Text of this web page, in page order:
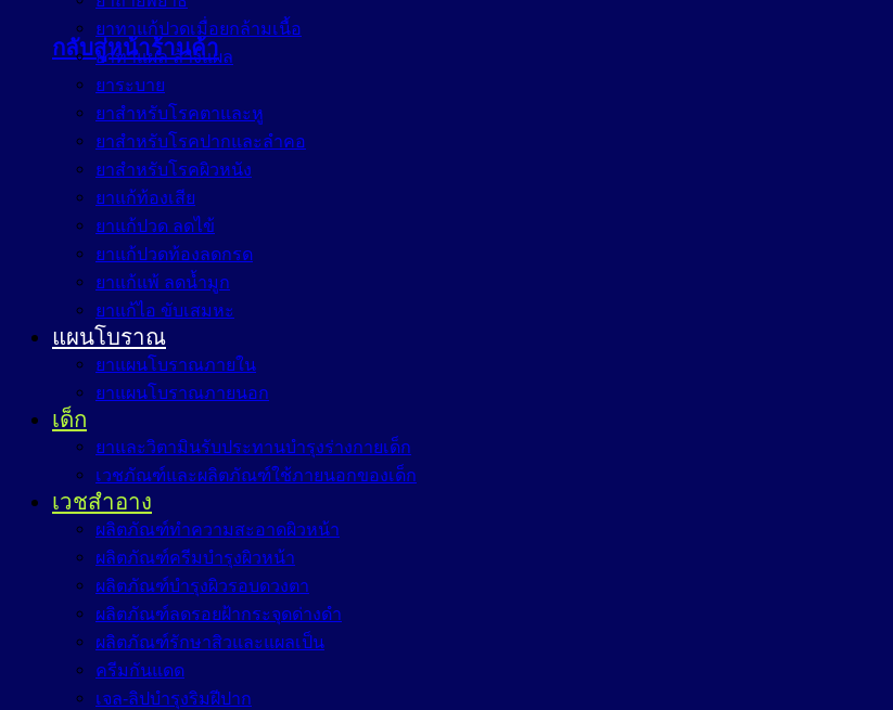
กลับสู่หน้าร้านค้า
ยาทาแก้ปวดเมื่อยกล้ามเนื้อ
ยาทาแผล ล้างแผล
ยาระบาย
ยาสำหรับโรคตาและหู
ยาสำหรับโรคปากและลำคอ
ยาสำหรับโรคผิวหนัง
ยาแก้ท้องเสีย
ยาแก้ปวด ลดไข้
ยาแก้ปวดท้องลดกรด
ยาแก้แพ้ ลดน้ำมูก
ยาแก้ไอ ขับเสมหะ
แผนโบราณ
ยาแผนโบราณภายใน
ยาแผนโบราณภายนอก
เด็ก
ยาและวิตามินรับประทานบำรุงร่างกายเด็ก
เวชภัณฑ์และผลิตภัณฑ์ใช้ภายนอกของเด็ก
เวชสำอาง
ผลิตภัณฑ์ทำความสะอาดผิวหน้า
ผลิตภัณฑ์ครีมบำรุงผิวหน้า
ผลิตภัณฑ์บำรุงผิวรอบดวงตา
ผลิตภัณฑ์ลดรอยฝ้ากระจุดด่างดำ
ผลิตภัณฑ์รักษาสิวและแผลเป็น
ครีมกันแดด
เจล-ลิปบำรุงริมฝีปาก